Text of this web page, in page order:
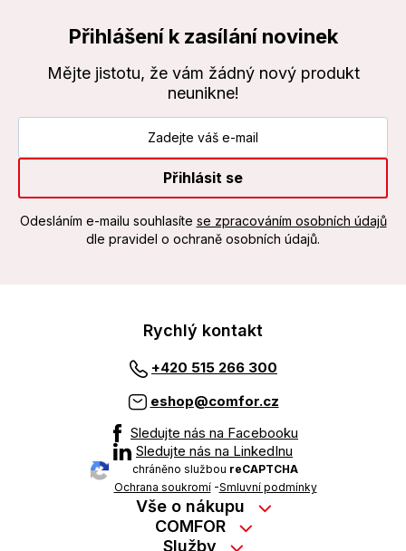
Přihlášení k zasílání novinek
Mějte jistotu, že vám žádný nový produkt
neunikne!
Přihlásit se
Odesláním e-mailu souhlasíte se zpracováním osobních údajů
dle pravidel o ochraně osobních údajů.
Rychlý kontakt
+420 515 266 300
eshop@comfor.cz
Sledujte nás na Facebooku
Sledujte nás na LinkedInu
chráněno službou reCAPTCHA
Ochrana soukromí-Smluvní podmínky
Vše o nákupu
Nákup na splátky
COMFOR
Kontakty
Služby